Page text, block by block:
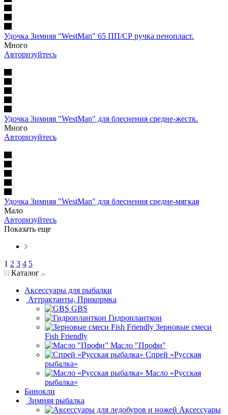
Удочка Зимняя "WestMan" 65 ПП/СР ручка пенопласт.
Много
Авторизуйтесь
Удочка Зимняя "WestMan" для блеснения средне-жестк.
Много
Авторизуйтесь
Удочка Зимняя "WestMan" для блеснения средне-мягкая
Мало
Авторизуйтесь
Показать еще
1 2 3 4 5
Каталог
Аксессуары для рыбалки
Аттрактанты, Прикормка
GBS
Гидропланткон
Зерновые смеси
Fish Friendly
Масло "Профи"
Спрей «Русская
рыбалка»
Масло «Русская
рыбалка»
Бинокли
Зимняя рыбалка
Аксессуары